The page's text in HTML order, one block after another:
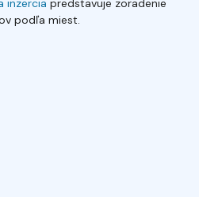
inzercia predstavuje zoradenie
podľa miest.